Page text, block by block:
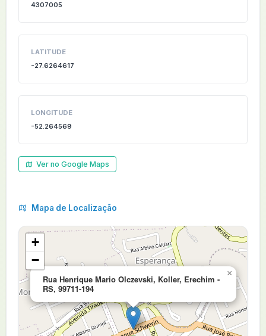
4307005
LATITUDE
-27.6264617
LONGITUDE
-52.264569
Ver no Google Maps
Mapa de Localização
Rua Henrique Mario Olczevski, Koller, Erechim -
RS, 99711-194
×
+
−